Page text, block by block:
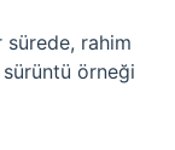
sürede, rahim
sürüntü örneği